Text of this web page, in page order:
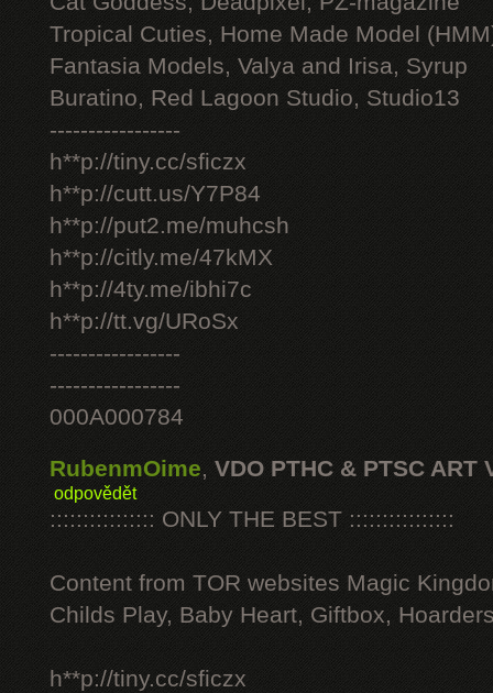
Tropical Cuties, Home Made Model
Fantasia Models, Valya and Irisa, Syrup
Buratino, Red Lagoon Studio, Studio13
-----------------
h**p://tiny.cc/sficzx
h**p://cutt.us/Y7P84
h**p://put2.me/muhcsh
h**p://citly.me/47kMX
h**p://4ty.me/ibhi7c
h**p://tt.vg/URoSx
-----------------
-----------------
000A000784
RubenmOime, VDO PTHC & PTSC ART
odpovědět
:::::::::::::::: ONLY THE BEST ::::::::::::::::
Content from TOR websites Magic
Childs Play, Baby Heart, Giftbox,
h**p://tiny.cc/sficzx